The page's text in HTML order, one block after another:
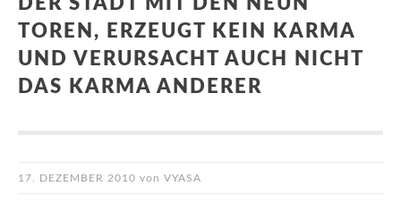
TOREN, ERZEUGT KEIN KARMA
UND VERURSACHT AUCH NICHT
DAS KARMA ANDERER
17. DEZEMBER 2010 von VYASA